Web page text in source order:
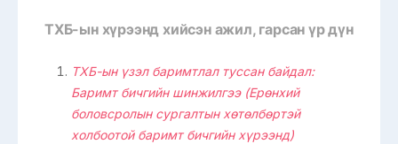
ТХБ-ын хүрээнд хийсэн ажил, гарсан үр дүн
ТХБ-ын үзэл баримтлал туссан байдал:
Баримт бичгийн шинжилгээ (Ерөнхий
боловсролын сургалтын хөтөлбөртэй
холбоотой баримт бичгийн хүрээнд)